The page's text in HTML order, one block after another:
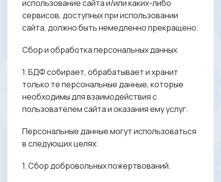
использование сайта и/или каких-либо
сервисов, доступных при использовании
сайта, должно быть немедленно прекращено.
Сбор и обработка персональных данных
1. БДФ собирает, обрабатывает и хранит
только те персональные данные, которые
необходимы для взаимодействия с
пользователем сайта и оказания ему услуг.
Персональные данные могут использоваться
в следующих целях:
1. Сбор добровольных пожертвований.